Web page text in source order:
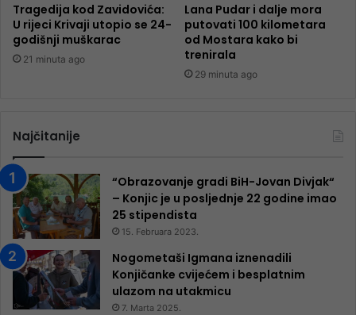
Tragedija kod Zavidovića:
U rijeci Krivaji utopio se 24-
godišnji muškarac
21 minuta ago
Lana Pudar i dalje mora
putovati 100 kilometara
od Mostara kako bi
trenirala
29 minuta ago
Najčitanije
“Obrazovanje gradi BiH-Jovan Divjak“
– Konjic je u posljednje 22 godine imao
25 ​​stipendista
15. Februara 2023.
Nogometaši Igmana iznenadili
Konjičanke cvijećem i besplatnim
ulazom na utakmicu
7. Marta 2025.